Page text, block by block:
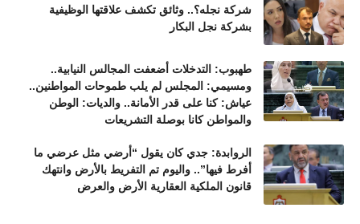
شركة نجله؟.. وثائق تكشف علاقتها الوظيفية
بشركة نجل البكار
طهبوب: التدخلات أضعفت المجالس النيابية..
ومسيمي: المجلس لم يلب طموحات المواطنين..
عياش: كنا على قدر الأمانة.. والديات: الوطن
والمواطن كانا بوصلة التشريعات
الروابدة: جدي كان يقول “أرضي مثل عرضي ما
أفرط فيها”.. واليوم تم التفريط بالأرض وانتهك
قانون الملكية العقارية الأرض والعرض